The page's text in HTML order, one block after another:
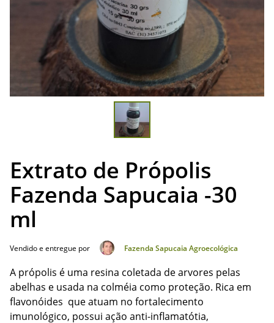
Extrato de Própolis
Fazenda Sapucaia -30
ml
Vendido e entregue por Fazenda Sapucaia Agroecológica
A própolis é uma resina coletada de arvores pelas
abelhas e usada na colméia como proteção. Rica em
flavonóides que atuam no fortalecimento
imunológico, possui ação anti-inflamatótia,